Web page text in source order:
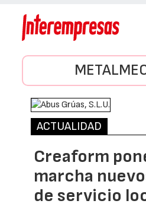
ACTUALIDAD
Creaform
marcha
de servicio